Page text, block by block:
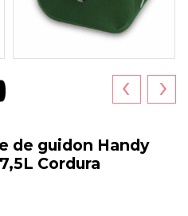
‹ ›
de guidon Handy
Cordura